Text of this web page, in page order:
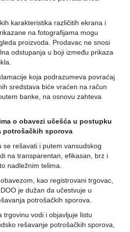
karakteristika različitih ekrana i
na fotografijama mogu
proizvoda. Prodavac ne snosi
odstupanja u boji između prikaza
koja podrazumeva povraćaj
sredstava biće vraćen na račun
banke, na osnovu zahteva
o obavezi učešća u postupku
potrošačkih sporova
se rešavati i putem vansudskog
na transparentan, efikasan, brz i
nadležnim telima.
kao registrovani trgovac,
je dužan da učestvuje u
potrošačkih sporova.
trgovinu vodi i objavljuje listu
rešavanje potrošačkih sporova,